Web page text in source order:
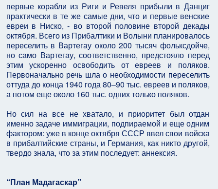
первые корабли из Риги и Ревеля прибыли в Данциг
практически в те же самые дни, что и первые венские
евреи в Ниско, - во второй половине второй декады
октября. Всего из Прибалтики и Волыни планировалось
переселить в Вартегау около 200 тысяч фольксдойче,
но само Вартегау, соответственно, предстояло перед
этим ускоренно освободить от евреев и поляков.
Первоначально речь шла о необходимости переселить
оттуда до конца 1940 года 80–90 тыс. евреев и поляков,
а потом еще около 160 тыс. одних только поляков.
Но сил на все не хватало, и приоритет был отдан
именно задаче иммиграции, подпираемой и еще одним
фактором: уже в конце октября СССР ввел свои войска
в прибалтийские страны, и Германия, как никто другой,
твердо знала, что за этим последует: аннексия.
“План Мадагаскар”